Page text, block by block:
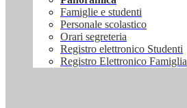
Famiglie e studenti
Personale scolastico
Orari segreteria
Registro elettronico Studenti
Registro Elettronico Famiglia